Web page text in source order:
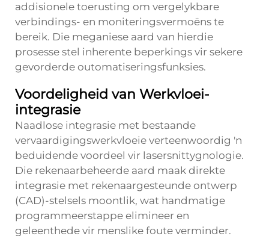
addisionele toerusting om vergelykbare
verbindings- en moniteringsvermoëns te
bereik. Die meganiese aard van hierdie
prosesse stel inherente beperkings vir sekere
gevorderde outomatiseringsfunksies.
Voordeligheid van Werkvloei-
integrasie
Naadlose integrasie met bestaande
vervaardigingswerkvloeie verteenwoordig 'n
beduidende voordeel vir lasersnittygnologie.
Die rekenaarbeheerde aard maak direkte
integrasie met rekenaargesteunde ontwerp
(CAD)-stelsels moontlik, wat handmatige
programmeerstappe elimineer en
geleenthede vir menslike foute verminder.